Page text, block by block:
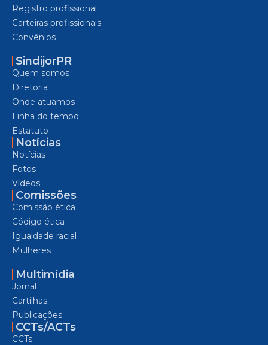
Registro profissional
Carteiras profissionais
Convênios
SindijorPR
Quem somos
Diretoria
Onde atuamos
Linha do tempo
Estatuto
Notícias
Notícias
Fotos
Vídeos
Comissões
Comissão ética
Código ética
Igualdade racial
Mulheres
Multimídia
Jornal
Cartilhas
Publicações
CCTs/ACTs
CCTs